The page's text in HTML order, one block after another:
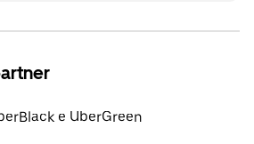
e UberGreen